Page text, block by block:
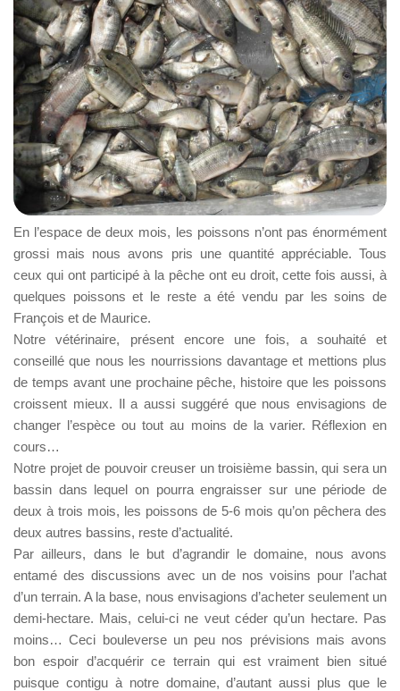
En l’espace de deux mois, les poissons n’ont pas énormément
grossi mais nous avons pris une quantité appréciable. Tous
ceux qui ont participé à la pêche ont eu droit, cette fois aussi, à
quelques poissons et le reste a été vendu par les soins de
François et de Maurice.
Notre vétérinaire, présent encore une fois, a souhaité et
conseillé que nous les nourrissions davantage et mettions plus
de temps avant une prochaine pêche, histoire que les poissons
croissent mieux. Il a aussi suggéré que nous envisagions de
changer l’espèce ou tout au moins de la varier. Réflexion en
cours…
Notre projet de pouvoir creuser un troisième bassin, qui sera un
bassin dans lequel on pourra engraisser sur une période de
deux à trois mois, les poissons de 5-6 mois qu’on pêchera des
deux autres bassins, reste d’actualité.
Par ailleurs, dans le but d’agrandir le domaine, nous avons
entamé des discussions avec un de nos voisins pour l’achat
d’un terrain. A la base, nous envisagions d’acheter seulement un
demi-hectare. Mais, celui-ci ne veut céder qu’un hectare. Pas
moins… Ceci bouleverse un peu nos prévisions mais avons
bon espoir d’acquérir ce terrain qui est vraiment bien situé
puisque contigu à notre domaine, d’autant aussi plus que le